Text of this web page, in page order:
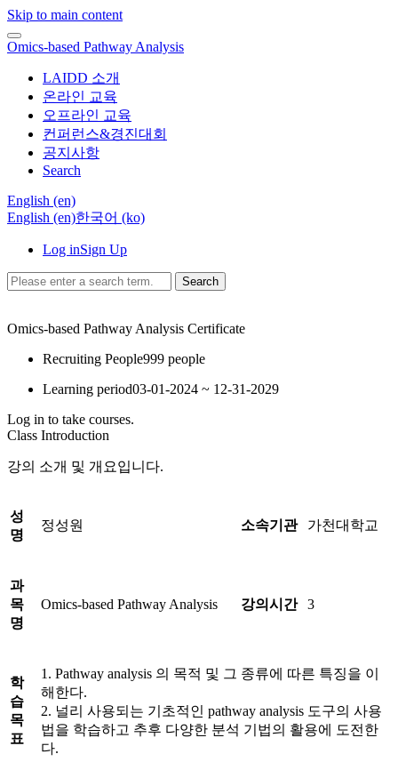
Skip to main content
Omics-based Pathway Analysis
LAIDD 소개
온라인 교육
오프라인 교육
컨퍼런스&경진대회
공지사항
Search
English ‎(en)‎
English ‎(en)‎한국어 ‎(ko)‎
Log inSign Up
Search
Omics-based Pathway Analysis Certificate
Recruiting People999 people
Learning period03-01-2024 ~ 12-31-2029
Log in to take courses.
Class Introduction
강의 소개 및 개요입니다.
성
명
정성원 소속기관 가천대학교
과
목
명
Omics-based Pathway Analysis 강의시간 3
학
습
목
표
1. Pathway analysis 의 목적 및 그 종류에 따른 특징을 이
해한다.
2. 널리 사용되는 기초적인 pathway analysis 도구의 사용
법을 학습하고 추후 다양한 분석 기법의 활용에 도전한
다.